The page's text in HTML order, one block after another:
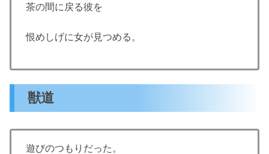
茶の間に戻る彼を
恨めしげに女が見つめる。
獣道
遊びのつもりだった。